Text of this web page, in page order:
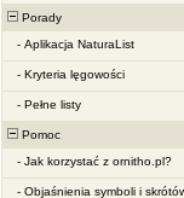
Porady
- Aplikacja NaturaList
- Kryteria lęgowości
- Pełne listy
Pomoc
- Jak korzystać z ornitho.pl?
- Objaśnienia symboli i